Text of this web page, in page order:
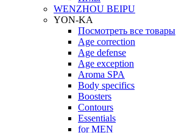
WENZHOU BEIPU
YON-KA
Посмотреть все товары
Age correction
Age defense
Age exception
Aroma SPA
Body specifics
Boosters
Contours
Essentials
for MEN